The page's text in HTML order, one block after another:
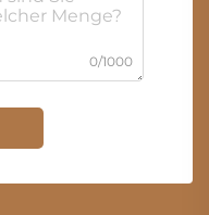
0/1000